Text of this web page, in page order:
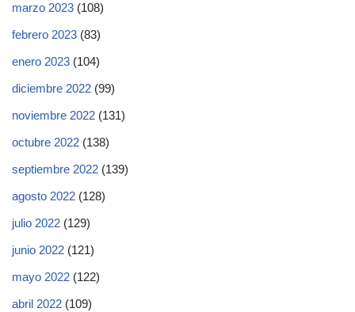
marzo 2023 (108)
febrero 2023 (83)
enero 2023 (104)
diciembre 2022 (99)
noviembre 2022 (131)
octubre 2022 (138)
septiembre 2022 (139)
agosto 2022 (128)
julio 2022 (129)
junio 2022 (121)
mayo 2022 (122)
abril 2022 (109)